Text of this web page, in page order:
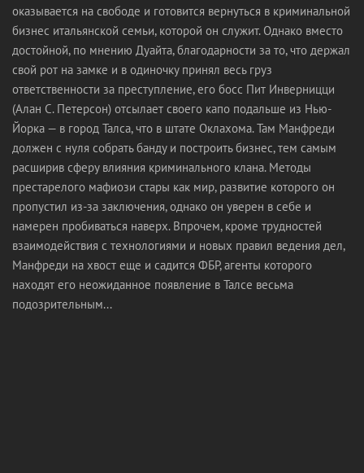
оказывается на свободе и готовится вернуться в криминальной
бизнес итальянской семьи, которой он служит. Однако вместо
достойной, по мнению Дуайта, благодарности за то, что держал
свой рот на замке и в одиночку принял весь груз
ответственности за преступление, его босс Пит Инверницци
(Алан С. Петерсон) отсылает своего капо подальше из Нью-
Йорка — в город Талса, что в штате Оклахома. Там Манфреди
должен с нуля собрать банду и построить бизнес, тем самым
расширив сферу влияния криминального клана. Методы
престарелого мафиози стары как мир, развитие которого он
пропустил из-за заключения, однако он уверен в себе и
намерен пробиваться наверх. Впрочем, кроме трудностей
взаимодействия с технологиями и новых правил ведения дел,
Манфреди на хвост еще и садится ФБР, агенты которого
находят его неожиданное появление в Талсе весьма
подозрительным...